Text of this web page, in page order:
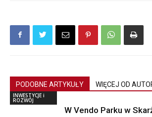
PODOBNE ARTYKUŁY WIĘCEJ OD
INWESTYCJE i
ROZWÓJ
W Vendo Parku w